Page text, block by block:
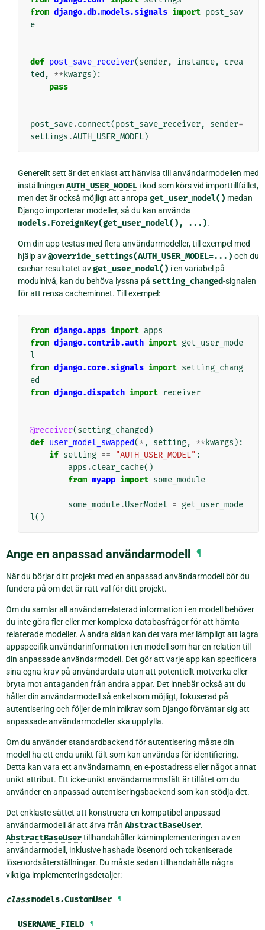
from django.db.models.signals import post_sav
e
def post_save_receiver(sender, instance,
crea
ted , ** kwargs ):
pass
post_save.connect(post_save_receiver, sender=
settings .AUTH_USER_MODEL)
Generellt sett är det enklast att hänvisa till användarmodellen med
inställningen AUTH_USER_MODELi kod som körs vid importtillfället,
men det är också möjligt att anropa get_user_model() medan
Django importerar modeller, så du kan använda
models.ForeignKey(get_user_model(), ...).
Om din app testas med flera användarmodeller, till exempel med
hjälp av@override_settings(AUTH_USER_MODEL=...) och du
cachar resultatet avget_user_model() i en variabel på
modulnivå, kan du behöva lyssna på setting_changed-signalen
för att rensa cacheminnet. Till exempel:
from django.apps import apps
from django.contrib.auth import get_user_mode
l
from django.core.signals import setting_chang
ed
from django.dispatch import receiver
@receiver(setting_changed )
def user_model_swapped(* , setting, ** kwargs ):
if setting == "AUTH_USER_MODEL" :
apps .clear_cache()
from myapp import some_module
some_module.UserModel = get_user_mode
l()
Ange en anpassad användarmodell ¶
När du börjar ditt projekt med en anpassad användarmodell bör du
fundera på om det är rätt val för ditt projekt.
Om du samlar all användarrelaterad information i en modell behöver
du inte göra fler eller mer komplexa databasfrågor för att hämta
relaterade modeller. Å andra sidan kan det vara mer lämpligt att lagra
appspecifik användarinformation i en modell som har en relation till
din anpassade användarmodell. Det gör att varje app kan specificera
sina egna krav på användardata utan att potentiellt motverka eller
bryta mot antaganden från andra appar. Det innebär också att du
håller din användarmodell så enkel som möjligt, fokuserad på
autentisering och följer de minimikrav som Django förväntar sig att
anpassade användarmodeller ska uppfylla.
Om du använder standardbackend för autentisering måste din
modell ha ett enda unikt fält som kan användas för identifiering.
Detta kan vara ett användarnamn, en e-postadress eller något annat
unikt attribut. Ett icke-unikt användarnamnsfält är tillåtet om du
använder en anpassad autentiseringsbackend som kan stödja det.
Det enklaste sättet att konstruera en kompatibel anpassad
användarmodell är att ärva från AbstractBaseUser.
AbstractBaseUsertillhandahåller kärnimplementeringen av en
användarmodell, inklusive hashade lösenord och tokeniserade
lösenordsåterställningar. Du måste sedan tillhandahålla några
viktiga implementeringsdetaljer:
classmodels.CustomUser ¶
USERNAME_FIELD ¶